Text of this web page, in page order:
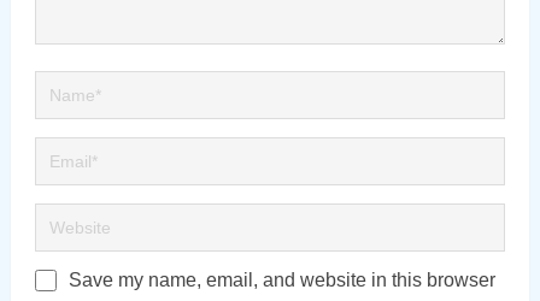
Save my name, email, and website in this browser